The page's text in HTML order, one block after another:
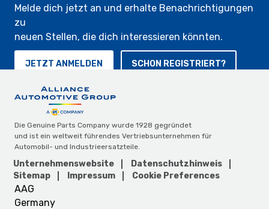
Melde dich jetzt an und erhalte Benachrichtigungen
zu
neuen Stellen, die dich interessieren könnten.
JETZT ANMELDEN SCHON REGISTRIERT?
Die Genuine Parts Company wurde 1928 gegründet
und ist ein weltweit führendes Vertriebsunternehmen für
Automobil- und Industrieersatzteile.
Unternehmenswebsite
Datenschutzhinweis
Sitemap
Impressum Cookie Preferences
AAG
Germany